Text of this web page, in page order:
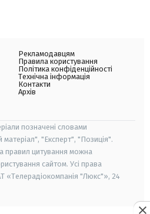
Рекламодавцям
Правила користування
Політика конфіденційності
Технічна інформація
Контакти
Архів
позначені словами
"Експерт", "Позиція".
правил цитування можна
сайтом. Усі права
«Телерадіокомпанія "Люкс"», 24